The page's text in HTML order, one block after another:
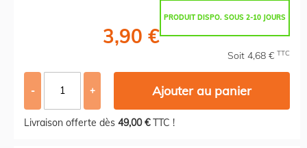
PRODUIT DISPO. SOUS 2-10 JOURS
3,90 €
Soit 4,68 € TTC
- + Ajouter au panier
Livraison offerte dès 49,00 €TTC !